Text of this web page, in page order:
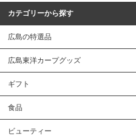
カテゴリーから探す
広島の特選品
広島東洋カープグッズ
ギフト
食品
ビューティー